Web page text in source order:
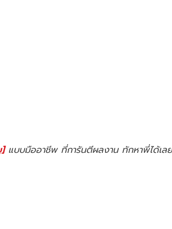
แบบมืออาชีพ ที่การันตีผลงาน ทักหาพี่ได้เล